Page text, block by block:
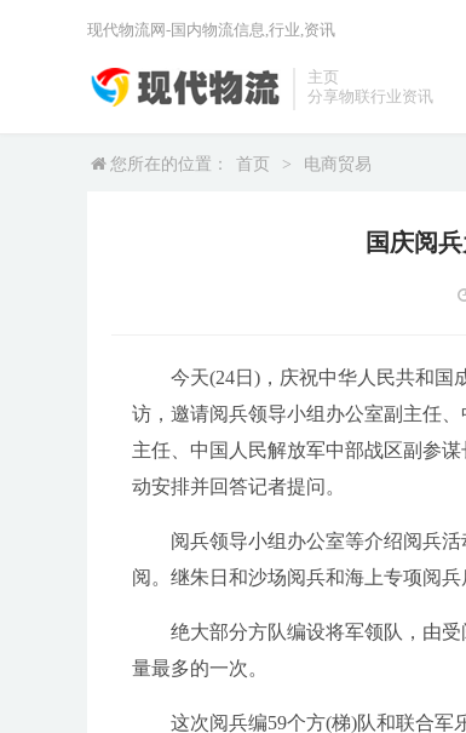
主页
分享物联行业资讯
现代物流网-国内物流信息,行业,资讯
您所在的位置： 首页 > 电商贸易
国庆阅
今天(24日)，庆祝中华人民共和国
访，邀请阅兵领导小组办公室副主任
主任、中国人民解放军中部战区副参
动安排并回答记者提问。
阅兵领导小组办公室等介绍阅兵
阅。继朱日和沙场阅兵和海上专项阅
绝大部分方队编设将军领队，由
量最多的一次。
这次阅兵编59个方(梯)队和联合军